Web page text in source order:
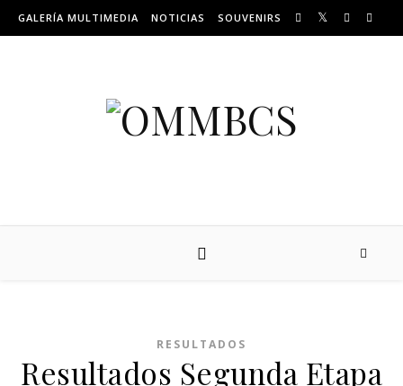
Skip to content
GALERÍA MULTIMEDIA NOTICIAS SOUVENIRS
RESULTADOS
Resultados Segunda Etapa